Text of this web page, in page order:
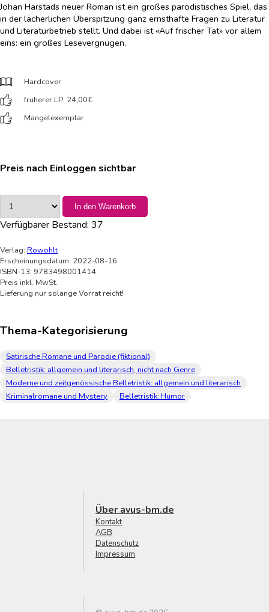
Johan Harstads neuer Roman ist ein großes parodistisches Spiel, das
in der lächerlichen Überspitzung ganz ernsthafte Fragen zu Literatur
und Literaturbetrieb stellt. Und dabei ist «Auf frischer Tat» vor allem
eins: ein großes Lesevergnügen.
Hardcover
früherer LP: 24,00€
Mängelexemplar
Preis nach Einloggen sichtbar
In den Warenkorb
Verfügbarer Bestand: 37
Verlag: Rowohlt
Erscheinungsdatum: 2022-08-16
ISBN-13: 9783498001414
Preis inkl. MwSt.
Lieferung nur solange Vorrat reicht!
Thema-Kategorisierung
Satirische Romane und Parodie (fiktional)
Belletristik: allgemein und literarisch, nicht nach Genre
Moderne und zeitgenössische Belletristik: allgemein und literarisch
Kriminalromane und Mystery
Belletristik: Humor
Über avus-bm.de
Kontakt
AGB
Datenschutz
Impressum